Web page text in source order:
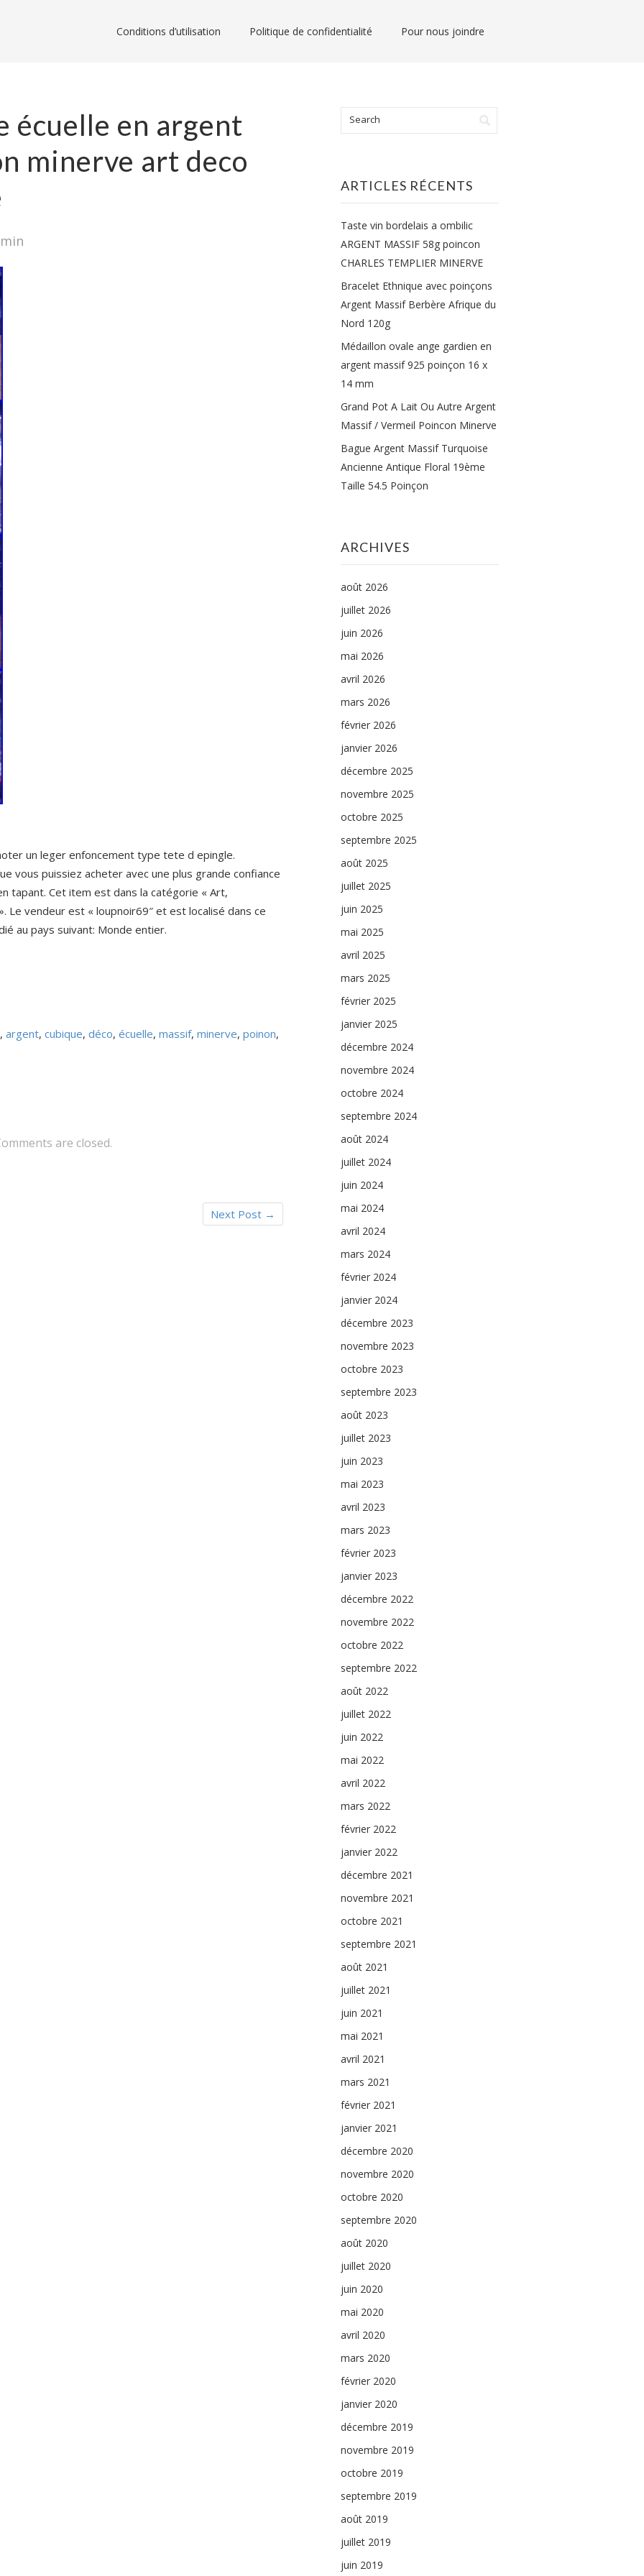
Conditions d’utilisation Politique de confidentialité Pour nous joindre
écuelle en argent
minerve art deco
un leger enfoncement type tete d epingle.
vous puissiez acheter avec une plus grande confiance
tapant. Cet item est dans la catégorie « Art,
Le vendeur est « loupnoir69″ et est localisé dans ce
au pays suivant: Monde entier.
, argent, cubique, déco, écuelle, massif, minerve, poinon,
are closed.
Next Post →
ARTICLES RÉCENTS
Taste vin bordelais a ombilic
ARGENT MASSIF 58g poincon
CHARLES TEMPLIER MINERVE
Bracelet Ethnique avec poinçons
Argent Massif Berbère Afrique du
Nord 120g
Médaillon ovale ange gardien en
argent massif 925 poinçon 16 x
14 mm
Grand Pot A Lait Ou Autre Argent
Massif / Vermeil Poincon Minerve
Bague Argent Massif Turquoise
Ancienne Antique Floral 19ème
Taille 54.5 Poinçon
ARCHIVES
août 2026
juillet 2026
juin 2026
mai 2026
avril 2026
mars 2026
février 2026
janvier 2026
décembre 2025
novembre 2025
octobre 2025
septembre 2025
août 2025
juillet 2025
juin 2025
mai 2025
avril 2025
mars 2025
février 2025
janvier 2025
décembre 2024
novembre 2024
octobre 2024
septembre 2024
août 2024
juillet 2024
juin 2024
mai 2024
avril 2024
mars 2024
février 2024
janvier 2024
décembre 2023
novembre 2023
octobre 2023
septembre 2023
août 2023
juillet 2023
juin 2023
mai 2023
avril 2023
mars 2023
février 2023
janvier 2023
décembre 2022
novembre 2022
octobre 2022
septembre 2022
août 2022
juillet 2022
juin 2022
mai 2022
avril 2022
mars 2022
février 2022
janvier 2022
décembre 2021
novembre 2021
octobre 2021
septembre 2021
août 2021
juillet 2021
juin 2021
mai 2021
avril 2021
mars 2021
février 2021
janvier 2021
décembre 2020
novembre 2020
octobre 2020
septembre 2020
août 2020
juillet 2020
juin 2020
mai 2020
avril 2020
mars 2020
février 2020
janvier 2020
décembre 2019
novembre 2019
octobre 2019
septembre 2019
août 2019
juillet 2019
juin 2019